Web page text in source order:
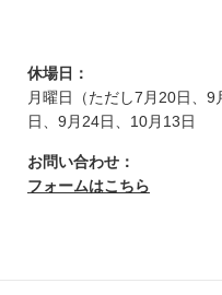
休場日：
月曜日（ただし7月20日、
日、9月24日、10月13日
お問い合わせ：
フォームはこちら